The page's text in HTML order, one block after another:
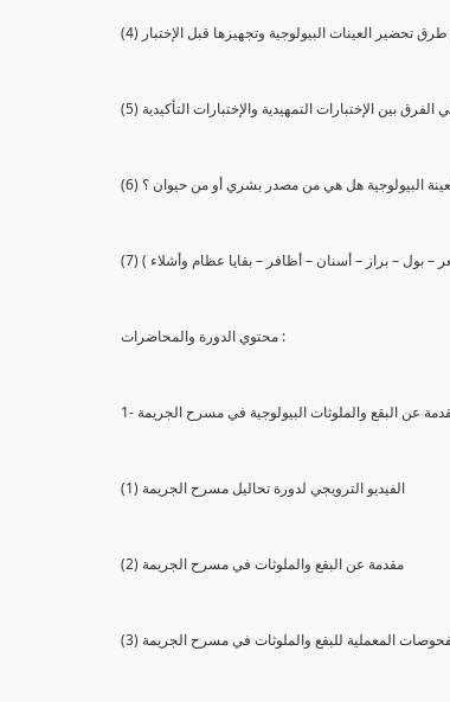
طرق تحضير العينات البيولوجية وتجهيزها قبل الإختبار
الفرق بين الإختبارات التمهيدية والإختبارات التأكيدية
البيولوجية هل هي من مصدر بشري أو من حيوان ؟
– بول – براز – أسنان – أظافر – بقايا عظام وأشلاء )
محتوي الدورة والمحاضرات :
مقدمة عن البقع والملوثات البيولوجية في مسرح الجريمة
(1) الفيديو الترويجي لدورة تحاليل مسرح الجريمة
(2) مقدمة عن البقع والملوثات في مسرح الجريمة
الفحوصات المعملية للبقع والملوثات في مسرح الجريمة